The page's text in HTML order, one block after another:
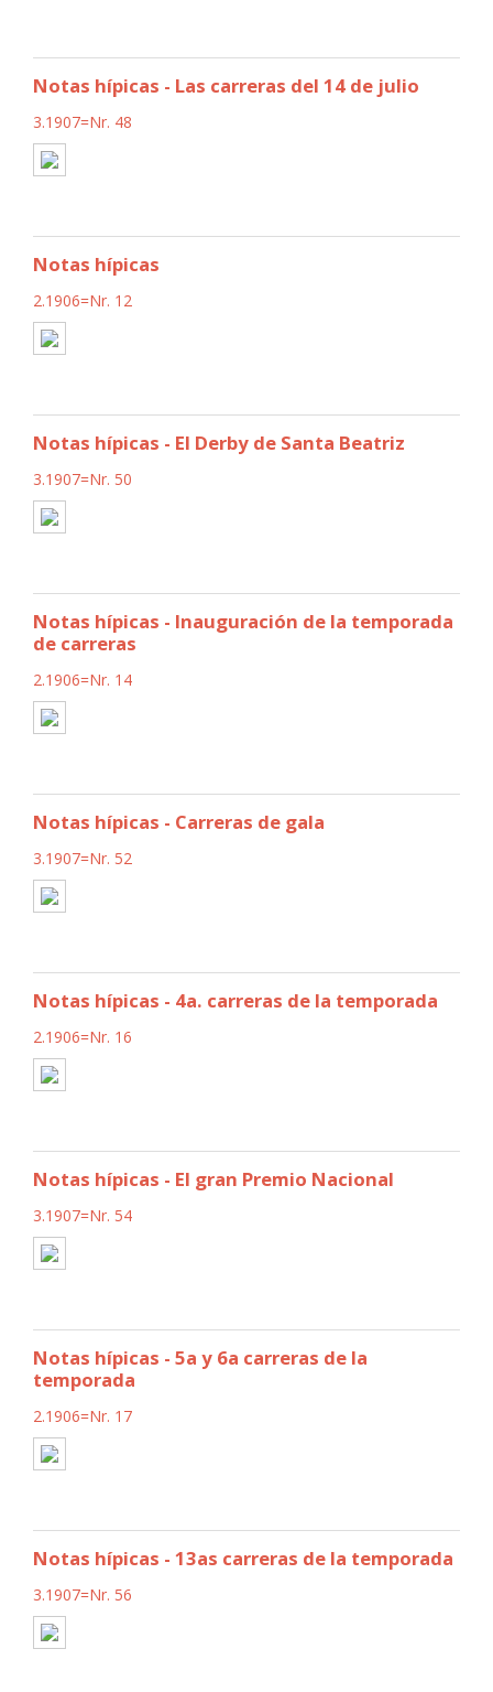
Notas hípicas - Las carreras del 14 de julio
3.1907=Nr. 48
Notas hípicas
2.1906=Nr. 12
Notas hípicas - El Derby de Santa Beatriz
3.1907=Nr. 50
Notas hípicas - Inauguración de la temporada
de carreras
2.1906=Nr. 14
Notas hípicas - Carreras de gala
3.1907=Nr. 52
Notas hípicas - 4a. carreras de la temporada
2.1906=Nr. 16
Notas hípicas - El gran Premio Nacional
3.1907=Nr. 54
Notas hípicas - 5a y 6a carreras de la
temporada
2.1906=Nr. 17
Notas hípicas - 13as carreras de la temporada
3.1907=Nr. 56